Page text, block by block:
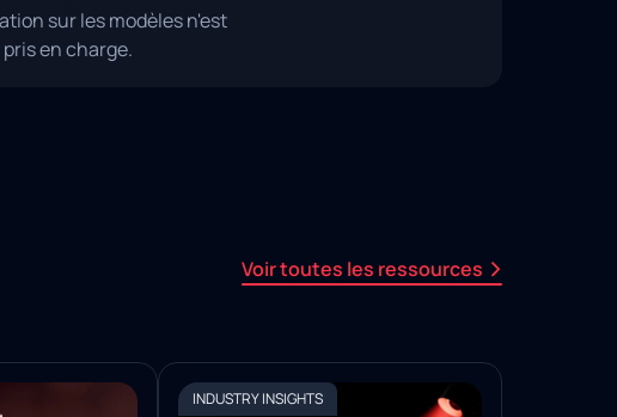
sur les modèles n'est
en charge.
Voir toutes les ressources
INDUSTRY INSIGHTS